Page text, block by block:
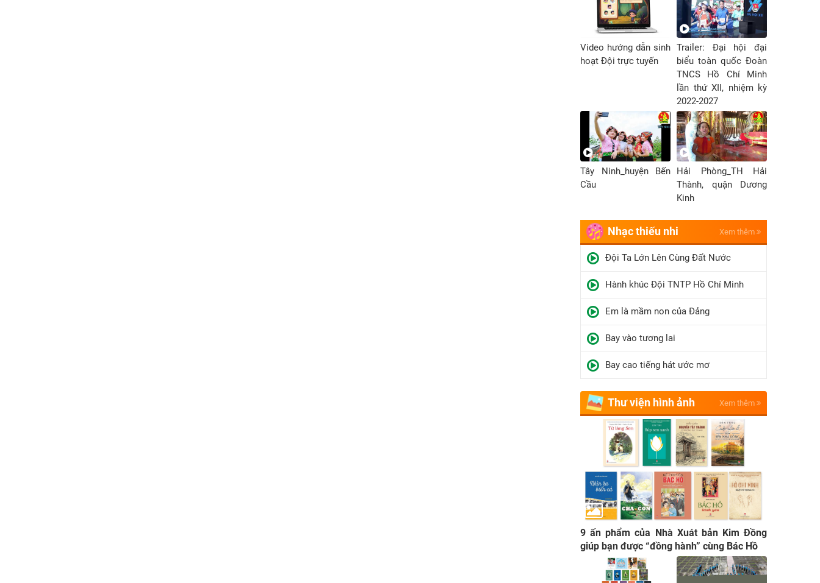
Video hướng dẫn sinh
hoạt Đội trực tuyến
Trailer: Đại hội đại
biểu toàn quốc Đoàn
TNCS Hồ Chí Minh
lần thứ XII, nhiệm kỳ
2022-2027
Tây Ninh_huyện Bến
Cầu
Hải Phòng_TH Hải
Thành, quận Dương
Kinh
Nhạc thiếu nhi Xem thêm
Đội Ta Lớn Lên Cùng Đất Nước
Hành khúc Đội TNTP Hồ Chí Minh
Em là mầm non của Đảng
Bay vào tương lai
Bay cao tiếng hát ước mơ
Thư viện hình ảnh Xem thêm
9 ấn phẩm của Nhà Xuát bản Kim Đồng
giúp bạn được “đồng hành” cùng Bác Hồ